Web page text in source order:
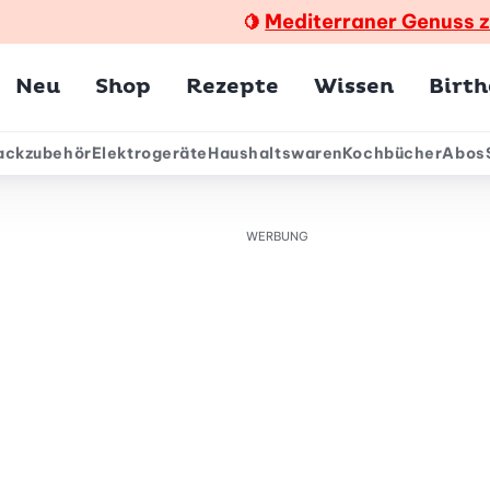
🍋 Mediterraner Genuss
Neu Shop Rezepte Wissen
ElektrogeräteHaushaltswarenKochbücherAbos
WERBUNG